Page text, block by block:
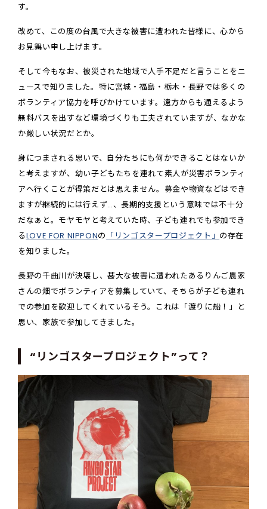
す。
改めて、この度の台風で大きな被害に遭われた皆様に、心から
お見舞い申し上げます。
そして今もなお、被災された地域で人手不足だと言うことをニ
ュースで知りました。特に宮城・福島・栃木・長野では多くの
ボランティア協力を呼びかけています。遠方からも通えるよう
無料バスを出すなど環境づくりも工夫されていますが、なかな
か厳しい状況だとか。
身につまされる思いで、自分たちにも何かできることはないか
と考えますが、幼い子どもたちを連れて素人が災害ボランティ
アへ行くことが得策だとは思えません。募金や物資などはでき
ますが継続的には行えず…、長期的支援という意味では不十分
だなぁと。モヤモヤと考えていた時、子ども連れでも参加でき
るLOVE FOR NIPPONの 「リンゴスタープロジェクト」 の存在
を知りました。
長野の千曲川が決壊し、甚大な被害に遭われたあるりんご農家
さんの畑でボランティアを募集していて、そちらが子ども連れ
での参加を歓迎してくれているそう。これは「渡りに船！」と
思い、家族で参加してきました。
“ リンゴスタープロジェクト”って？